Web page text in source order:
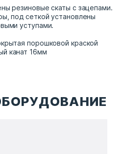
резиновые скаты с зацепами.
под сеткой установлены
уступами.
порошковой краской
канат 16мм